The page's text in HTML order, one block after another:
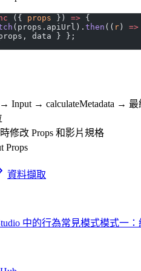
({ props }) => {
(props.apiUrl). then (( r ) =>
data } };
Input → calculateMetadata → 最
修改 Props 和影片規格
Props
資料擷取
中的行為常見模式模式一：